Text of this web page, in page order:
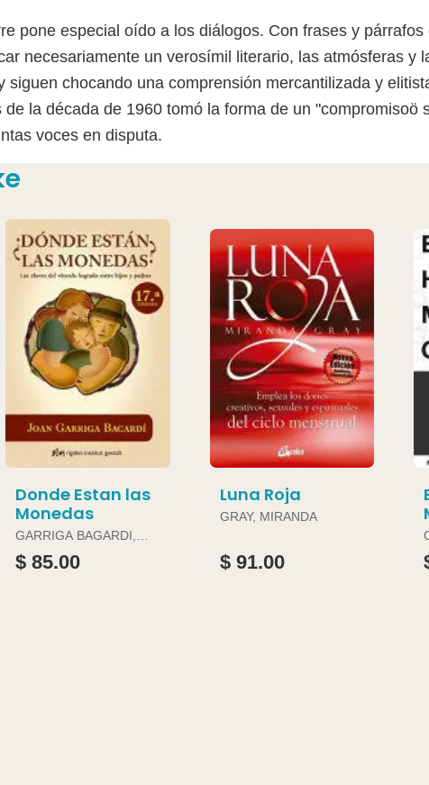
pone especial oído a los diálogos. Con frases y
necesariamente un verosímil literario, las atmósferas y
siguen chocando una comprensión mercantilizada y
la década de 1960 tomó la forma de un
voces en disputa.
Donde Estan las
Monedas
GARRIGA BAGARDI,
JOAN
$ 85.00
Luna Roja
GRAY, MIRANDA
$ 91.00